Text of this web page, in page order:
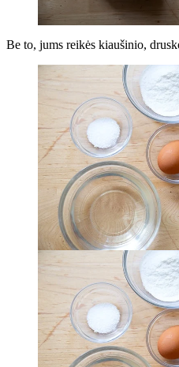
Be to, jums reikės kiaušinio,